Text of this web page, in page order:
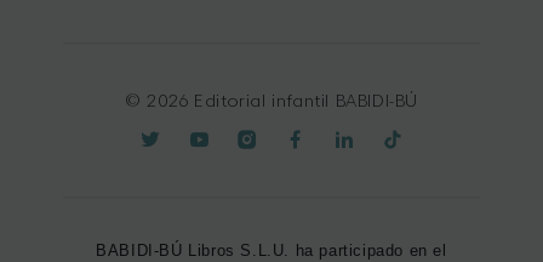
© 2026 Editorial infantil BABIDI-BÚ
BABIDI-BÚ Libros S.L.U. ha participado en el